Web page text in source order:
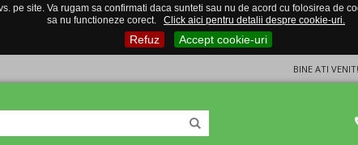
pe site. Va rugam sa confirmati daca sunteti sau nu de acord cu folosirea de
sa nu functioneze corect.
Click aici pentru detalii despre cookie-uri.
Refuz Accept cookie-uri
BINE ATI VENIT!